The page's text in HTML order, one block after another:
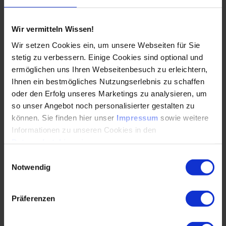
Wir vermitteln Wissen!
Wir setzen Cookies ein, um unsere Webseiten für Sie
stetig zu verbessern. Einige Cookies sind optional und
ermöglichen uns Ihren Webseitenbesuch zu erleichtern,
Ihnen ein bestmögliches Nutzungserlebnis zu schaffen
oder den Erfolg unseres Marketings zu analysieren, um
so unser Angebot noch personalisierter gestalten zu
können. Sie finden hier unser Impressum sowie weitere
Informationen zu unseren Cookies in den
Notwendig
Präferenzen
= reactio).
Abbildung: Lagereinlauf hydrodynamischer Druck
Prüfstand werden sowohl die Aufzeichnungen (z.B.
Drehmoment des Antriebsmotors) als auch Vermessungen
Abbildung 6 zeigt einerseits den Verlauf der errechneten
Kontaktdruck und den Reibleistungsverlust (für den